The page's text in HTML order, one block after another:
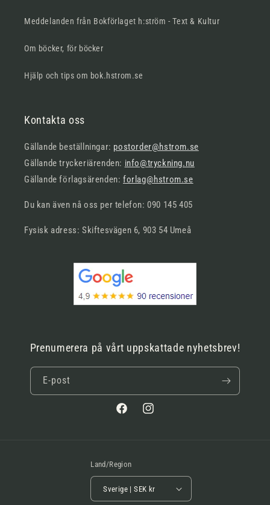
Meddelanden från Bokförlaget h:ström - Text & Kultur
Om böcker, för böcker
Hjälp och tips om bok.hstrom.se
Kontakta oss
Gällande beställningar: postorder@hstrom.se
Gällande tryckeriärenden: info@tryckning.nu
Gällande förlagsärenden:forlag@hstrom.se
Du kan även nå oss per telefon: 090 145 405
Fysisk adress: Skiftesvägen 6, 903 54 Umeå
Prenumerera på vårt uppskattade nyhetsbrev!
E-post
FacebookInstagram
Land/Region
Sverige | SEK kr